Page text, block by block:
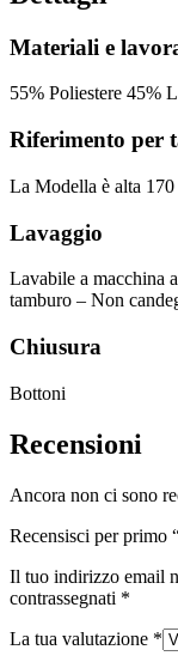
Materiali e
55% Poliestere 45%
Riferimento per
La Modella è alta 170
Lavaggio
Lavabile a macchina
tamburo – Non
Chiusura
Bottoni
Recensioni
Ancora non ci sono
Recensisci per primo
Il tuo indirizzo email
contrassegnati *
La tua valutazione *